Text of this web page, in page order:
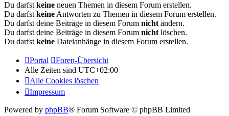
Du darfst keine neuen Themen in diesem Forum erstellen.
Du darfst keine Antworten zu Themen in diesem Forum erstellen.
Du darfst deine Beiträge in diesem Forum nicht ändern.
Du darfst deine Beiträge in diesem Forum nicht löschen.
Du darfst keine Dateianhänge in diesem Forum erstellen.
Portal
Foren-Übersicht
Alle Zeiten sind UTC+02:00
Alle Cookies löschen
Impressum
Powered by phpBB® Forum Software © phpBB Limited